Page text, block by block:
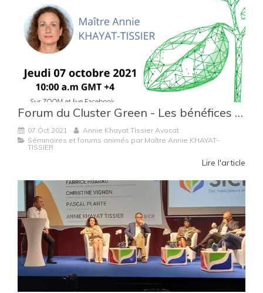
Forum du Cluster Green - Les bénéfices de la loi AGEC pour les entreprises réunionnaises
07 Oct 2021
Annie Khayat Tissier Avocat
Séminaires et forums animés par Maître Annie KHAYAT-
TISSIER
Lire l'article